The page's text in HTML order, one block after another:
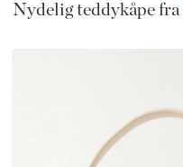
Nydelig teddykåpe fra